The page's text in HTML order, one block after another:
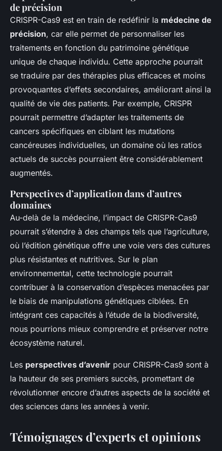
de précision
CRISPR-Cas9 est en train de redéfinir la médecine de
précision, car elle permet de personnaliser les
traitements en fonction du patrimoine génétique
unique de chaque individu. Cette approche pourrait
se traduire par des thérapies plus efficaces et moins
provoquantes d’effets secondaires, améliorant ainsi la
qualité de vie des patients. Par exemple, CRISPR
pourrait permettre d’adapter les traitements de
cancers spécifiques en ciblant les mutations
cancéreuses individuelles, un domaine où les ratios
actuels de succès pourraient être considérablement
augmentés.
Perspectives d’application dans d’autres
domaines
Au-delà de la médecine, l’impact de CRISPR-Cas9
pourrait s’étendre à des champs tels que l’agriculture,
où l’édition génétique offre une voie vers des cultures
plus résistantes et nutritives. Sur le plan
environnemental, cette technologie pourrait
contribuer à la conservation d’espèces menacées par
le biais de manipulations génétiques ciblées. En
intégrant ces capacités à l’étude de la biodiversité,
nous pourrions mieux comprendre et préserver notre
écosystème naturel.
Les perspectives d’avenir pour CRISPR-Cas9 sont à
la hauteur de ses premiers succès, promettant de
révolutionner encore d’autres aspects de la société et
des sciences dans les années à venir.
Témoignages d’experts et opinions